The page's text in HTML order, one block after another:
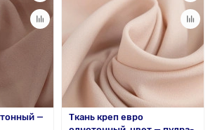
—
Ткань креп евро